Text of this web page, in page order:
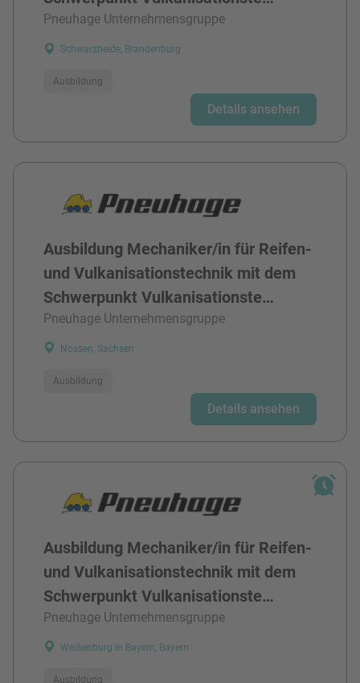
Pneuhage Unternehmensgruppe
Schwarzheide, Brandenburg
Ausbildung
Details ansehen
Ausbildung Mechaniker/in für Reifen-
und Vulkanisationstechnik mit dem
Schwerpunkt Vulkanisationste…
Pneuhage Unternehmensgruppe
Nossen, Sachsen
Ausbildung
Details ansehen
Ausbildung Mechaniker/in für Reifen-
und Vulkanisationstechnik mit dem
Schwerpunkt Vulkanisationste…
Pneuhage Unternehmensgruppe
Weißenburg in Bayern, Bayern
Ausbildung